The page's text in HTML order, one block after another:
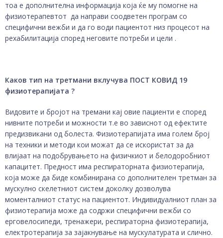
тоа е дополнителна информација која ќе му помогне на
физиотерапевтот да направи соодветен програм со
специфични вежби и да го води пациентот низ процесот на
рехабилитација според неговите потреби и цели .
Каков тип на третмани вклучува ПОСТ КОВИД 19
физиотерапијата ?
Видовите и бројот на тремани кај овие пациенти е според
нивните потреби и можности т.е во зависнот од ефектите
предизвикани од болеста. Физиотерапијата има голем број
на техники и методи кои можат да се искористат за да
влијаат на подобрувањето на физичкиот и белодоробниот
капацитет. Предност има респираторната физиотерапија,
која може да биде комбинирана со дополнителен третман за
мускулно скелетниот систем доколку дозволува
моменталниот статус на пациентот. Индивидуалниот план за
физиотерапија може да содржи специфични вежби со
ерговелосипеди, тренажери, респираторна физиотерапија,
електротерапија за зајакнување на мускулатурата и слично.